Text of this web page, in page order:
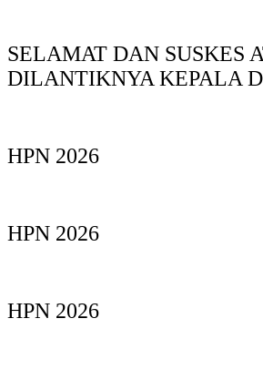
SELAMAT DAN SUSKES
DILANTIKNYA KEPALA
HPN 2026
HPN 2026
HPN 2026